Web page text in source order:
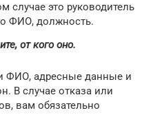
случае это руководитель
ФИО, должность.
от кого оно.
ФИО, адресные данные и
В случае отказа или
вам обязательно